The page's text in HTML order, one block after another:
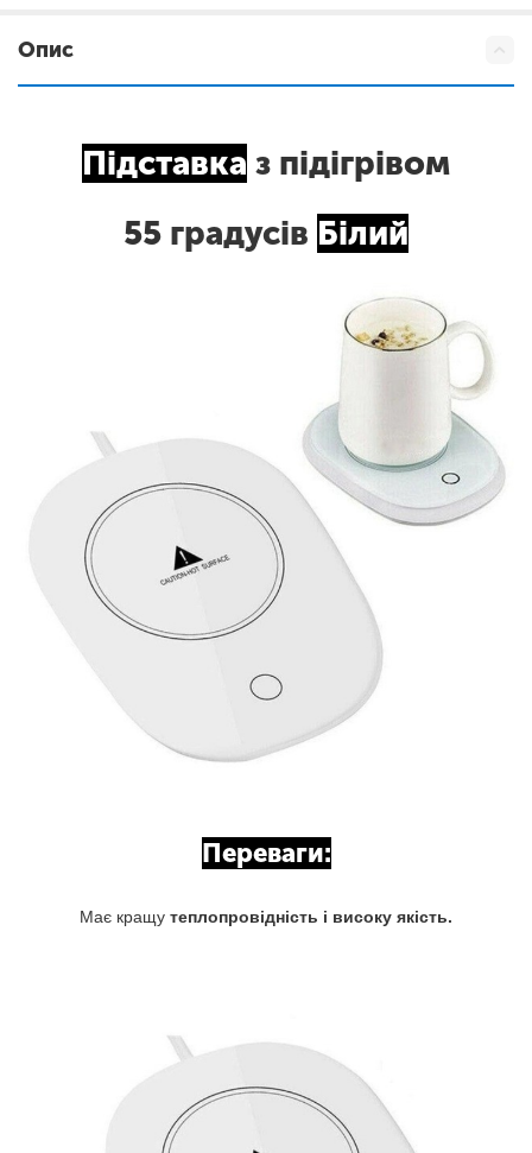
Опис
Підставка з підігрівом
55 градусів Білий
Переваги:
Має кращу теплопровідність і високу якість.